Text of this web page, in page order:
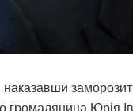
громадянина Юрія